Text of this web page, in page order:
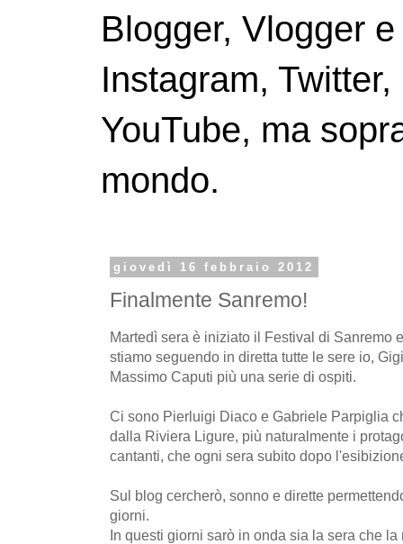
Blogger, Vlogger
Instagram,
YouTube, ma
mondo.
giovedì 16 febbraio 2012
Finalmente Sanremo!
Martedì sera è iniziato il Festival di Sanremo
stiamo seguendo in diretta tutte le sere io,
Massimo Caputi più una serie di ospiti.
Ci sono Pierluigi Diaco e Gabriele Parpiglia
dalla Riviera Ligure, più naturalmente i
cantanti, che ogni sera subito dopo
Sul blog cercherò, sonno e dirette
giorni.
In questi giorni sarò in onda sia la sera che